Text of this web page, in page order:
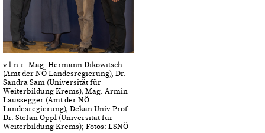
v.l.n.r: Mag. Hermann Dikowitsch
(Amt der NÖ Landesregierung), Dr.
Sandra Sam (Universität für
Weiterbildung Krems), Mag. Armin
Laussegger (Amt der NÖ
Landesregierung), Dekan Univ.Prof.
Dr. Stefan Oppl (Universität für
Weiterbildung Krems); Fotos: LSNÖ